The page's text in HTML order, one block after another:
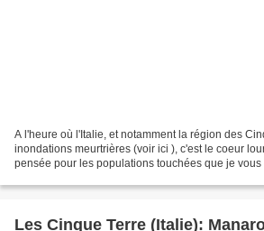
A l'heure où l'Italie, et notamment la région des
inondations meurtrières (voir ici ), c'est le coeur
pensée pour les populations touchées que je
Les Cinque Terre (Italie):